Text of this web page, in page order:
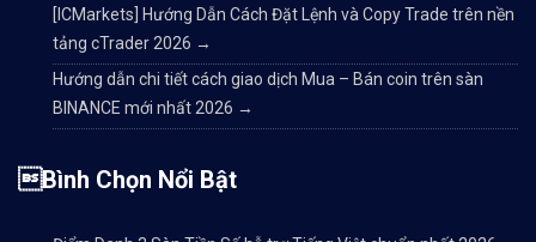
[ICMarkets] Hướng Dẫn Cách Đặt Lệnh và Copy Trade trên nền
tảng cTrader 2026 →
Hướng dẫn chi tiết cách giao dịch Mua – Bán coin trên sàn
BINANCE mới nhất 2026 →
Bình Chọn Nổi Bật